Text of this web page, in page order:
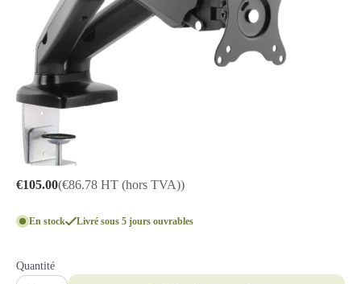
€105.00(€86.78 HT (hors TVA))
En stock Livré sous 5 jours ouvrables
Quantité